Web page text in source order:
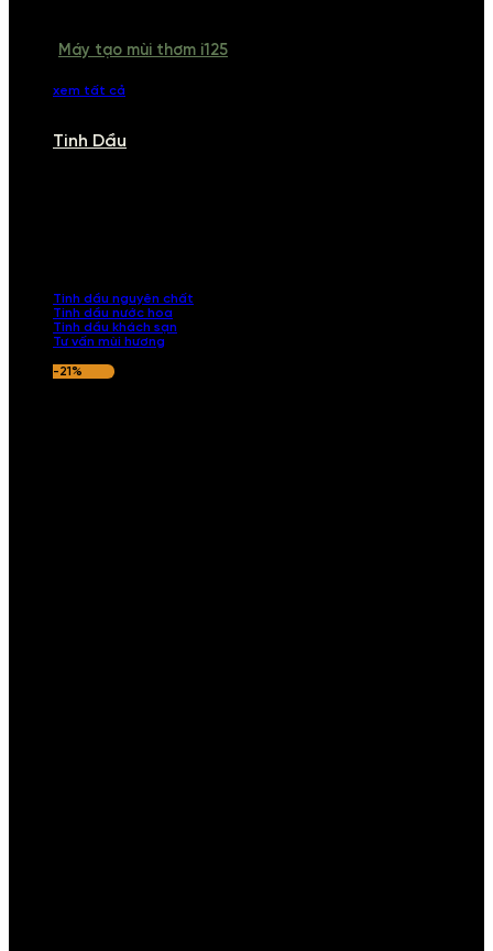
Máy tạo mùi thơm i125
xem tất cả
Tinh Dầu
Tinh dầu nguyên chất
Tinh dầu nước hoa
Tinh dầu khách sạn
Tư vấn mùi hương
-21%